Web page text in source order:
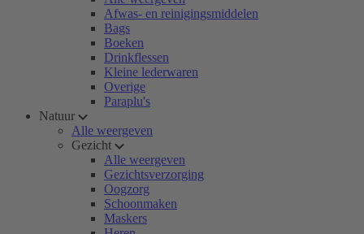
Afwas- en reinigingsmiddelen
Bags
Boeken
Drinkflessen
Kleine lederwaren
Overige
Paraplu's
Natuur
Alle weergeven
Gezicht
Alle weergeven
Gezichtsverzorging
Oogzorg
Schoonmaken
Maskers